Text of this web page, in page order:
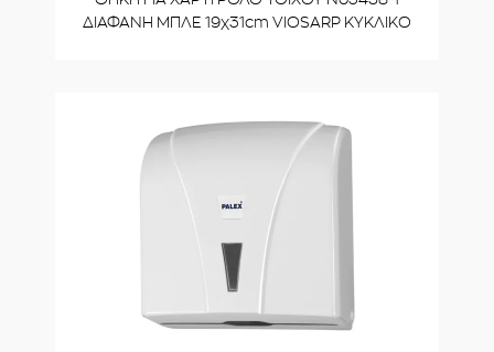
ΔΙΑΦΑΝΗ ΜΠΛΕ 19χ31cm VIOSARP ΚΥΚΛΙΚΟ